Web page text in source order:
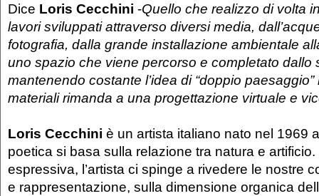
Dice Loris Cecchini -Quello che realizzo di volta
lavori sviluppati attraverso diversi media,
fotografia, dalla grande installazione ambientale
uno spazio che viene percorso e completato dallo
mantenendo costante l’idea di “doppio
materiali rimanda a una progettazione virtuale e
Loris Cecchini è un artista italiano nato nel 1969
poetica si basa sulla relazione tra natura e
espressiva, l’artista ci spinge a rivedere le nostre
e rappresentazione, sulla dimensione organica